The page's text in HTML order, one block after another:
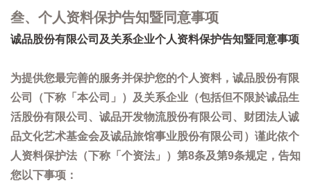
叁、个人资料保护告知暨同意事项
诚品股份有限公司及关系企业个人资料保护告知暨同意事项
为提供您最完善的服务并保护您的个人资料，诚品股份有限
公司（下称「本公司」）及关系企业（包括但不限於诚品生
活股份有限公司、诚品开发物流股份有限公司、财团法人诚
品文化艺术基金会及诚品旅馆事业股份有限公司）谨此依个
人资料保护法（下称「个资法」）第8条及第9条规定，告知
您以下事项：